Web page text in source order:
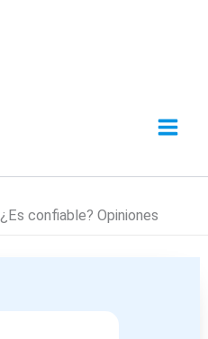
confiable? Opiniones